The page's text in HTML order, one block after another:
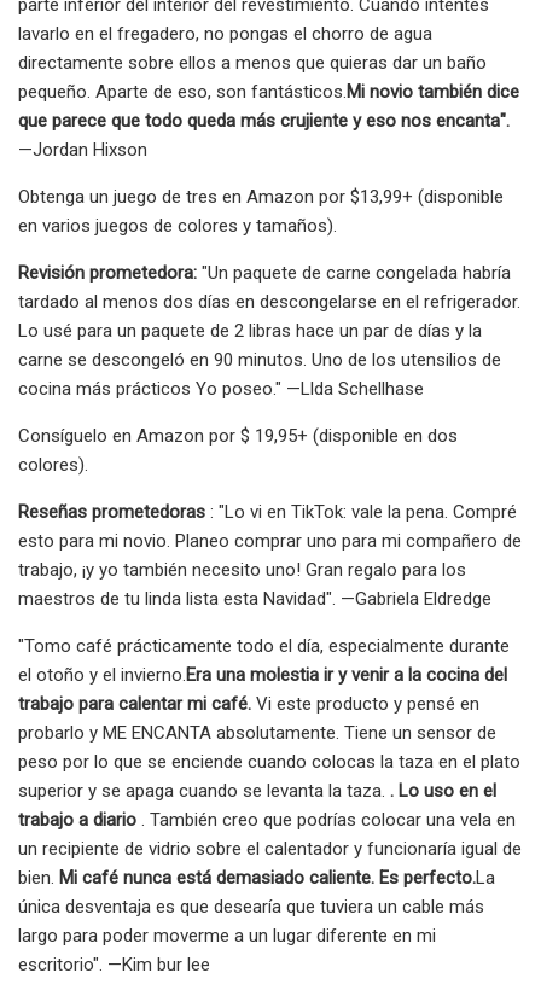
parte inferior del interior del revestimiento. Cuando intentes
lavarlo en el fregadero, no pongas el chorro de agua
directamente sobre ellos a menos que quieras dar un baño
pequeño. Aparte de eso, son fantásticos.Mi novio también dice
que parece que todo queda más crujiente y eso nos encanta".
—Jordan Hixson
Obtenga un juego de tres en Amazon por $13,99+ (disponible
en varios juegos de colores y tamaños).
Revisión prometedora: "Un paquete de carne congelada habría
tardado al menos dos días en descongelarse en el refrigerador.
Lo usé para un paquete de 2 libras hace un par de días y la
carne se descongeló en 90 minutos. Uno de los utensilios de
cocina más prácticos Yo poseo." —Llda Schellhase
Consíguelo en Amazon por $ 19,95+ (disponible en dos
colores).
Reseñas prometedoras : "Lo vi en TikTok: vale la pena. Compré
esto para mi novio. Planeo comprar uno para mi compañero de
trabajo, ¡y yo también necesito uno! Gran regalo para los
maestros de tu linda lista esta Navidad". —Gabriela Eldredge
"Tomo café prácticamente todo el día, especialmente durante
el otoño y el invierno.Era una molestia ir y venir a la cocina del
trabajo para calentar mi café. Vi este producto y pensé en
probarlo y ME ENCANTA absolutamente. Tiene un sensor de
peso por lo que se enciende cuando colocas la taza en el plato
superior y se apaga cuando se levanta la taza. . Lo uso en el
trabajo a diario . También creo que podrías colocar una vela en
un recipiente de vidrio sobre el calentador y funcionaría igual de
bien. Mi café nunca está demasiado caliente. Es perfecto.La
única desventaja es que desearía que tuviera un cable más
largo para poder moverme a un lugar diferente en mi
escritorio". —Kim bur lee